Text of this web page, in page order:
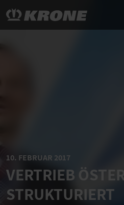
10. FEBRUAR 2017
VERTRIEB
STRUKTURIERT